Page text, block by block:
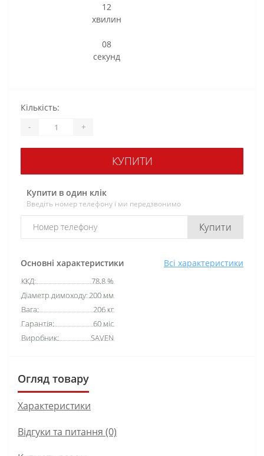
12
хвилин
08
секунд
Основні характеристики Всі характеристики
ККД:
78.8 %
Діаметр димоходу:200 мм
Вага:
206 кг
Гарантія:
60 міс
Виробник:
SAVEN
Кількість:
- +
КУПИТИ
Купити в один клік
Введіть номер телефону і ми передзвонимо
Купити
Огляд товару
Характеристики
Відгуки та питання (0)